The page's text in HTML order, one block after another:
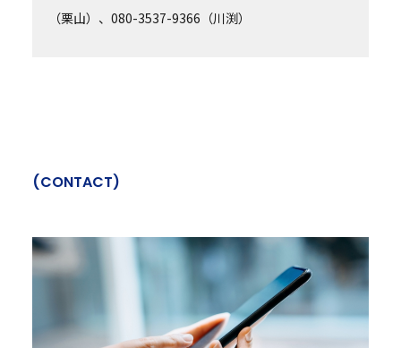
（栗山）、080-3537-9366（川渕）
(CONTACT)